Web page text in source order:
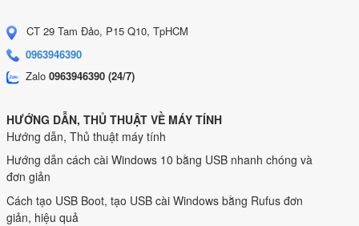
CT 29 Tam Đảo, P15 Q10, TpHCM
0963946390
Zalo 0963946390 (24/7)
HƯỚNG DẪN, THỦ THUẬT VỀ MÁY TÍNH
Hướng dẫn, Thủ thuật máy tính
Hướng dẫn cách cài Windows 10 bằng USB nhanh chóng và
đơn giản
Cách tạo USB Boot, tạo USB cài Windows bằng Rufus đơn
giản, hiệu quả